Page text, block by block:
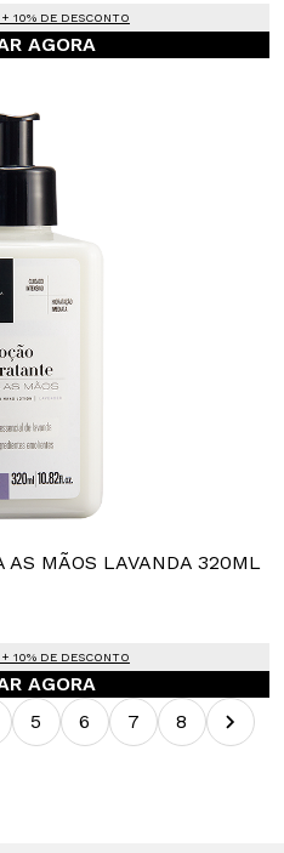
10% DE DESCONTO
AGORA
AS MÃOS LAVANDA 320ML
10% DE DESCONTO
AGORA
5 6 7 8